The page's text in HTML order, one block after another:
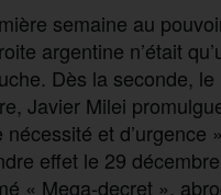
semaine au
argentine n’était
Dès la seconde, le
Javier Milei promulgu
nécessité et d’urgence »
effet le 29 décembre
« Mega-decret »,